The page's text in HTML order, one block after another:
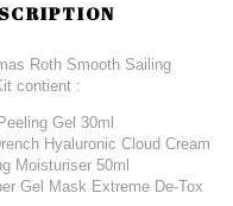
Roth Smooth Sailing
contient :
Gel 30ml
Hyaluronic Cloud Cream
Moisturiser 50ml
Gel Mask Extreme De-Tox